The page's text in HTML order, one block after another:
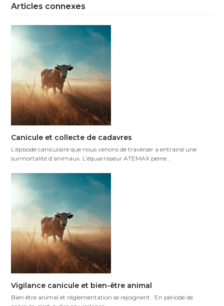
Articles connexes
Canicule et collecte de cadavres
L’épisode caniculaire que nous venons de traverser a entrainé une
surmortalité d’animaux. L’équarrisseur ATEMAX peine…
Vigilance canicule et bien-être animal
Bien être animal et réglementation se rejoignent : En période de